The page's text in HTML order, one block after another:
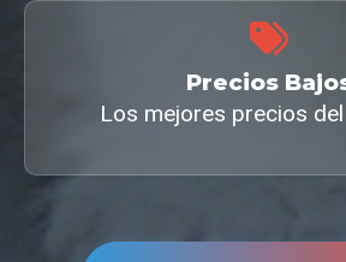
Precios
Los mejores precios